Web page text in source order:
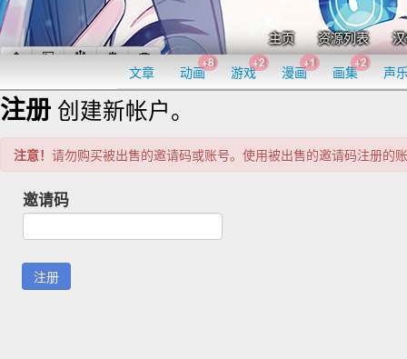
主页 资源列表
文章 动画
+8
游戏
+2
漫画
+1
画集
+2
声
注册 创建新帐户。
注意！ 请勿购买被出售的邀请码或账号。使用被出售的邀请码注册的
邀请码